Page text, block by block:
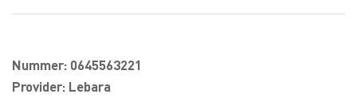
Nummer: 0645563221
Provider: Lebara